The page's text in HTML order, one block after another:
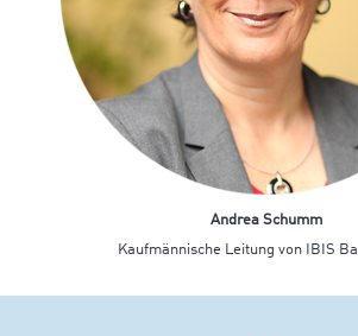
Andrea Schumm
Kaufmännische Leitung von IBIS